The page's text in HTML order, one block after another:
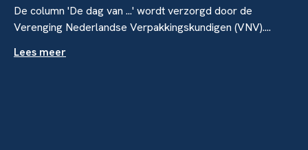
De column 'De dag van ...' wordt verzorgd door de
Verenging Nederlandse Verpakkingskundigen (VNV)....
Lees meer